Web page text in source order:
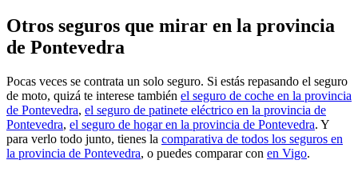
Otros seguros que mirar en la provincia
de Pontevedra
Pocas veces se contrata un solo seguro. Si estás repasando el seguro
de moto, quizá te interese también el seguro de coche en la provincia
de Pontevedra, el seguro de patinete eléctrico en la provincia de
Pontevedra, el seguro de hogar en la provincia de Pontevedra. Y
para verlo todo junto, tienes la comparativa de todos los seguros en
la provincia de Pontevedra, o puedes comparar con en Vigo.